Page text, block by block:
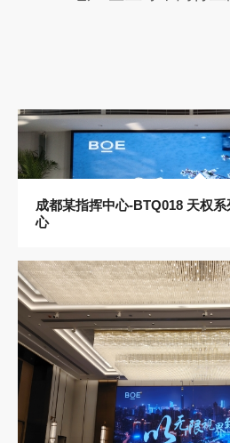
成都某指挥中心-BTQ018 天权
心